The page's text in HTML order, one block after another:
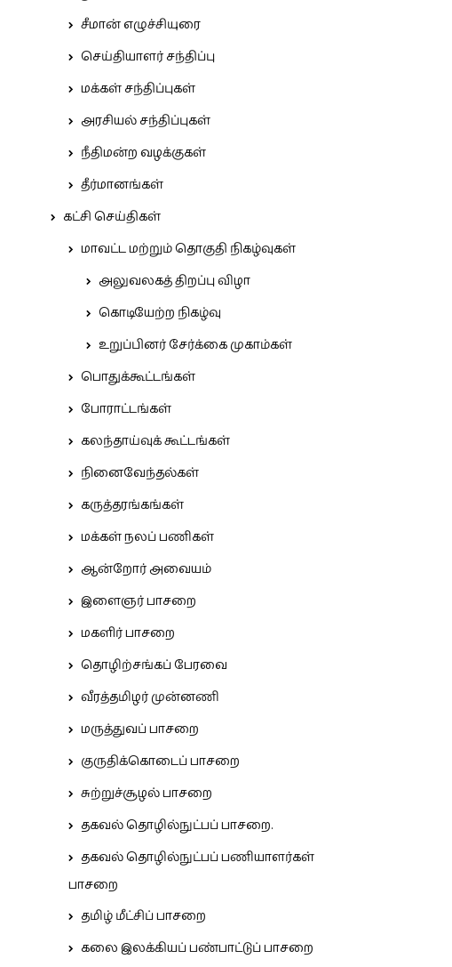
சீமான் எழுச்சியுரை
செய்தியாளர் சந்திப்பு
மக்கள் சந்திப்புகள்
அரசியல் சந்திப்புகள்
நீதிமன்ற வழக்குகள்
தீர்மானங்கள்
கட்சி செய்திகள்
மாவட்ட மற்றும் தொகுதி நிகழ்வுகள்
அலுவலகத் திறப்பு விழா
கொடியேற்ற நிகழ்வு
உறுப்பினர் சேர்க்கை முகாம்கள்
பொதுக்கூட்டங்கள்
போராட்டங்கள்
கலந்தாய்வுக் கூட்டங்கள்
நினைவேந்தல்கள்
கருத்தரங்கங்கள்
மக்கள் நலப் பணிகள்
ஆன்றோர் அவையம்
இளைஞர் பாசறை
மகளிர் பாசறை
தொழிற்சங்கப் பேரவை
வீரத்தமிழர் முன்னணி
மருத்துவப் பாசறை
குருதிக்கொடைப் பாசறை
சுற்றுச்சூழல் பாசறை
தகவல் தொழில்நுட்பப் பாசறை.
தகவல் தொழில்நுட்பப் பணியாளர்கள்
பாசறை
தமிழ் மீட்சிப் பாசறை
கலை இலக்கியப் பண்பாட்டுப் பாசறை